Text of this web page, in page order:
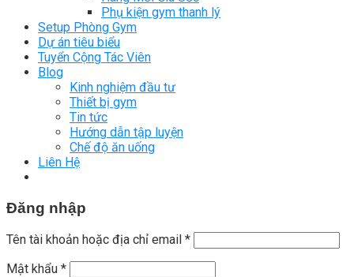
Phụ kiện gym thanh lý
Setup Phòng Gym
Dự án tiêu biểu
Tuyển Cộng Tác Viên
Blog
Kinh nghiệm đầu tư
Thiết bị gym
Tin tức
Hướng dẫn tập luyện
Chế độ ăn uống
Liên Hệ
Đăng nhập
Tên tài khoản hoặc địa chỉ email *
Mật khẩu *